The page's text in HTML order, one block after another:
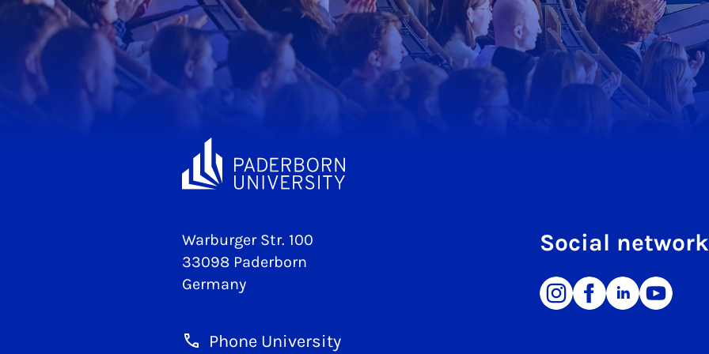
Warburger Str. 100
33098 Paderborn
Germany
Phone University
Social